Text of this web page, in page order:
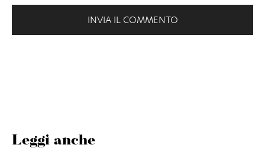
Leggi anche